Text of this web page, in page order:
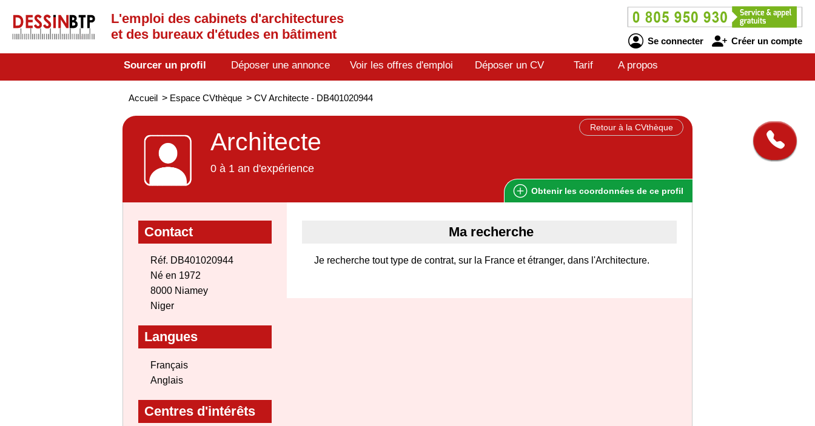
L'emploi des cabinets d'architectures
et des bureaux d'études en bâtiment
Se connecter Créer un compte
Sourcer un profil Déposer une annonce Voir les offres d'emploi Déposer un CV Tarif A propos
Accueil > Espace CVthèque > CV Architecte - DB401020944
Retour à la CVthèque
Architecte
0 à 1 an d'expérience
Obtenir les coordonnées de ce profil
Contact
Réf. DB401020944
Né en 1972
8000 Niamey
Niger
Langues
Français
Anglais
Centres d'intérêts
Ma recherche
Je recherche tout type de contrat, sur la France et étranger, dans l'Architecture.